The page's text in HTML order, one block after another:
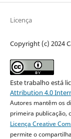
Licença
Copyright (c) 2024
Este trabalho está
Attribution 4.0
Autores mantêm os
primeira publicação,
Licença Creative
permite o